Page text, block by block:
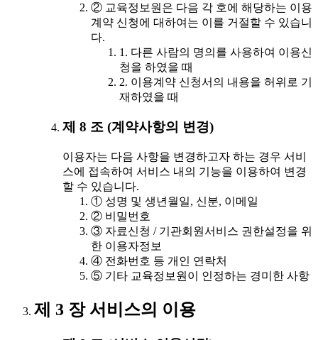
② 교육정보원은 다음 각 호에 해당하는 이용
계약 신청에 대하여는 이를 거절할 수 있습니
다.
1. 다른 사람의 명의를 사용하여 이용신
청을 하였을 때
2. 이용계약 신청서의 내용을 허위로 기
재하였을 때
제 8 조 (계약사항의 변경)
이용자는 다음 사항을 변경하고자 하는 경우 서비
스에 접속하여 서비스 내의 기능을 이용하여 변경
할 수 있습니다.
① 성명 및 생년월일, 신분, 이메일
② 비밀번호
③ 자료신청 / 기관회원서비스 권한설정을 위
한 이용자정보
④ 전화번호 등 개인 연락처
⑤ 기타 교육정보원이 인정하는 경미한 사항
제 3 장 서비스의 이용